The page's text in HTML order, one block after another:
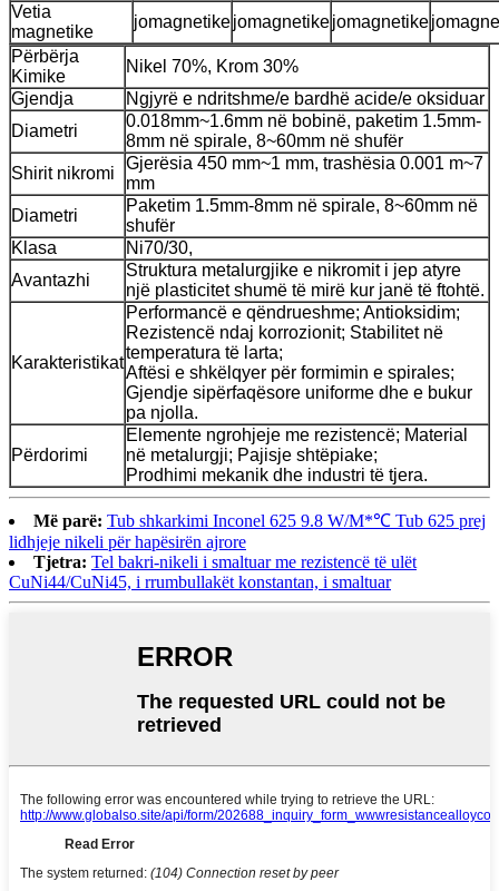
Vetia
magnetike
jomagnetikejomagnetikejomagnetike
Përbërja
Kimike
Nikel 70%, Krom 30%
Gjendja
Ngjyrë e ndritshme/e bardhë acide/e oksiduar
Diametri
0.018mm~1.6mm në bobinë, paketim 1.5mm-
8mm në spirale, 8~60mm në shufër
Shirit nikromi
Gjerësia 450 mm~1 mm, trashësia 0.001 m~7
mm
Diametri
Paketim 1.5mm-8mm në spirale, 8~60mm në
shufër
Klasa
Ni70/30,
Avantazhi
Struktura metalurgjike e nikromit i jep atyre
një plasticitet shumë të mirë kur janë të ftohtë.
Karakteristikat
Performancë e qëndrueshme; Antioksidim;
Rezistencë ndaj korrozionit; Stabilitet në
temperatura të larta;
Aftësi e shkëlqyer për formimin e spirales;
Gjendje sipërfaqësore uniforme dhe e bukur
pa njolla.
Përdorimi
Elemente ngrohjeje me rezistencë; Material
në metalurgji; Pajisje shtëpiake;
Prodhimi mekanik dhe industri të tjera.
Më parë: Tub shkarkimi Inconel 625 9.8 W/M*℃ Tub 625 prej
lidhjeje nikeli për hapësirën ajrore
Tjetra: Tel bakri-nikeli i smaltuar me rezistencë të ulët
CuNi44/CuNi45, i rrumbullakët konstantan, i smaltuar